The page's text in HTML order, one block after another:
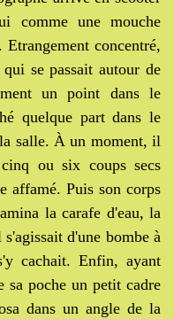
comme une mouche
concentré,
se passait autour de
un point dans le
quelque part dans le
salle. À un moment, il
ou six coups secs
affamé. Puis son corps
la carafe d'eau, la
d'une bombe à
cachait. Enfin, ayant
sa poche un petit cadre
dans un angle de la